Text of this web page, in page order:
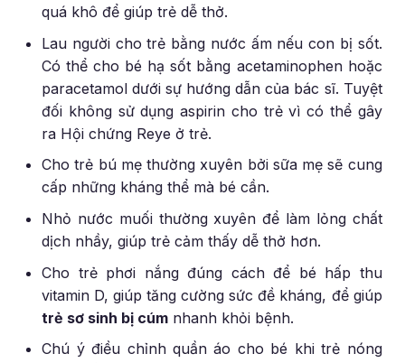
quá khô để giúp trẻ dễ thở.
Lau người cho trẻ bằng nước ấm nếu con bị sốt.
Có thể cho bé hạ sốt bằng acetaminophen hoặc
paracetamol dưới sự hướng dẫn của bác sĩ. Tuyệt
đối không sử dụng aspirin cho trẻ vì có thể gây
ra Hội chứng Reye ở trẻ.
Cho trẻ bú mẹ thường xuyên bởi sữa mẹ sẽ cung
cấp những kháng thể mà bé cần.
Nhỏ nước muối thường xuyên để làm lỏng chất
dịch nhầy, giúp trẻ cảm thấy dễ thở hơn.
Cho trẻ phơi nắng đúng cách để bé hấp thu
vitamin D, giúp tăng cường sức đề kháng, để giúp
trẻ sơ sinh bị cúm nhanh khỏi bệnh.
Chú ý điều chỉnh quần áo cho bé khi trẻ nóng